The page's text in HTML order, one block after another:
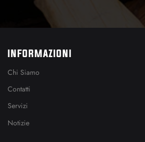
INFORMAZIONI
Chi Siamo
Contatti
Servizi
Notizie